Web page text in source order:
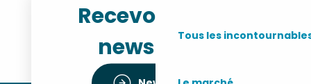
Tous les
Recevoir notre
newsletter